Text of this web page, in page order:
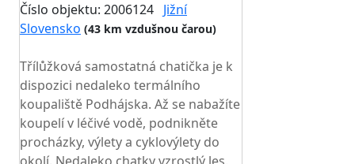
Číslo objektu: 2006124 Jižní
Slovensko (43 km vzdušnou čarou)
Třílůžková samostatná chatička je k
dispozici nedaleko termálního
koupaliště Podhájska. Až se nabažíte
koupelí v léčivé vodě, podnikněte
procházky, výlety a cyklovýlety do